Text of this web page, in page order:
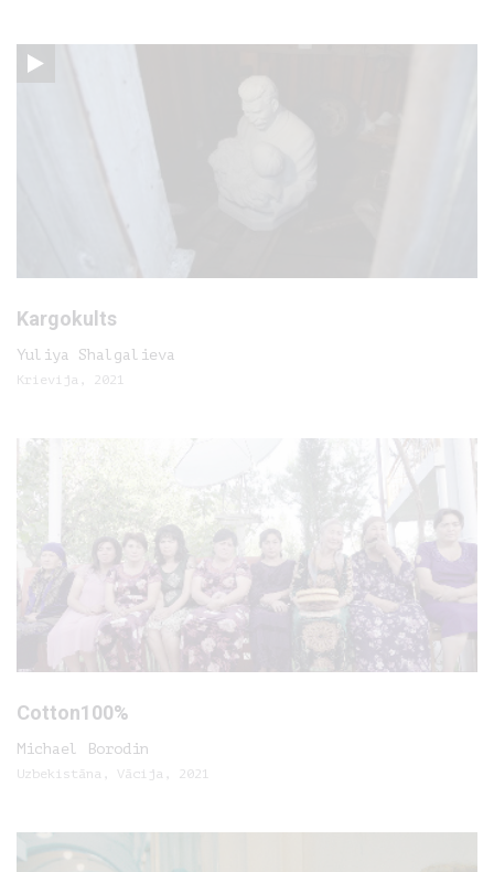
Kargokults
Yuliya Shalgalieva
Krievija, 2021
Cotton100%
Michael Borodin
Uzbekistāna, Vācija, 2021